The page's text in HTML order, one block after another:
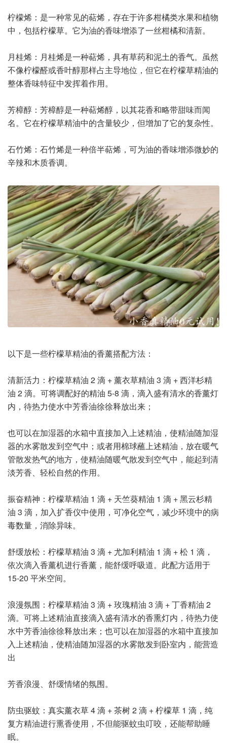
柠檬烯：是一种常见的萜烯，存在于许多柑橘类水果和植物
中，包括柠檬草。它为油的香味增添了一丝柑橘和清新。
月桂烯：月桂烯是一种萜烯，具有草药和泥土的香气。虽然
不像柠檬醛或香叶醇那样占主导地位，但它在柠檬草精油的
整体香味特征中发挥着作用。
芳樟醇：芳樟醇是一种萜烯醇，以其花香和略带甜味而闻
名。它在柠檬草精油中的含量较少，但增加了它的复杂性。
石竹烯：石竹烯是一种倍半萜烯，可为油的香味增添微妙的
辛辣和木质香调。
以下是一些柠檬草精油的香薰搭配方法：
清新活力：柠檬草精油 2 滴 + 薰衣草精油 3 滴 + 西洋杉精
油 2 滴。可将调配好的精油 5-8 滴，滴入盛有清水的香薰灯
内，待热力使水中芳香油徐徐释放出来；
也可以在加湿器的水箱中直接加入上述精油，使精油随加湿
器的水雾散发到空气中；或者用棉球蘸上述精油，放在暖气
管散发热气的地方，使精油随暖气散发到空气中，能起到清
淡芳香、轻松自然的作用。
振奋精神：柠檬草精油 1 滴 + 天竺葵精油 1 滴 + 黑云杉精
油 3 滴，加入扩香仪中使用，可净化空气，减少环境中的病
毒数量，消除异味。
舒缓放松：柠檬草精油 3 滴 + 尤加利精油 1 滴 + 松 1 滴，
依次滴入香薰机进行香薰，能舒缓呼吸道。此配方适用于
15-20 平米空间。
浪漫氛围：柠檬草精油 3 滴 + 玫瑰精油 3 滴 + 丁香精油 2
滴。可将上述精油直接滴入盛有清水的香熏灯内，待热力使
水中芳香油徐徐释放出来；也可以在加湿器的水箱中直接加
入上述精油，使精油随加湿器的水雾散发到卧室内，能营造
出
芳香浪漫、舒缓情绪的氛围。
防虫驱蚊：真实薰衣草 4 滴 + 茶树 2 滴 + 柠檬草 1 滴，纯
复方精油进行熏香使用，不但能驱蚊虫叮咬，还能帮助睡
眠。